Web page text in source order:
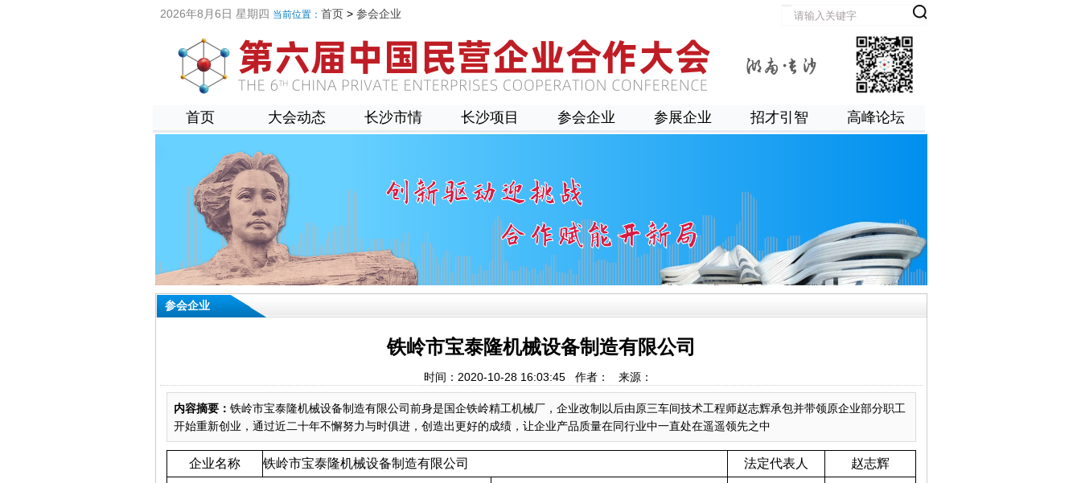
2026年8月6日 星期四 当前位置： 首页> 参会企业
首页 大会动态 长沙市情 长沙项目 参会企业 参展企业 招才引智 高峰论坛
参会企业
铁岭市宝泰隆机械设备制造有限公司
时间：2020-10-28 16:03:45 作者： 来源：
内容摘要： 铁岭市宝泰隆机械设备制造有限公司前身是国企铁岭精工机械厂，企业改制以后由原三车间技术工程师赵志辉承包并带领原企业部分职工
开始重新创业，通过近二十年不懈努力与时俱进，创造出更好的成绩，让企业产品质量在同行业中一直处在遥遥领先之中
企业名称 铁岭市宝泰隆机械设备制造有限公司 法定代表人 赵志辉